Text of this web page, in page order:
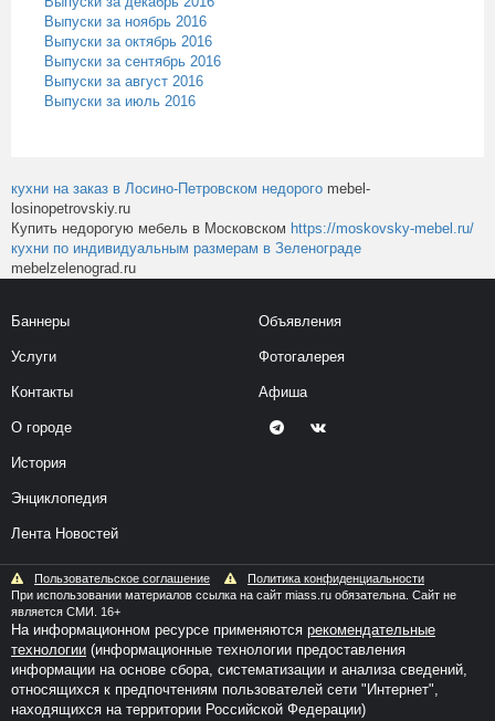
Выпуски за ноябрь 2016
Выпуски за октябрь 2016
Выпуски за сентябрь 2016
Выпуски за август 2016
Выпуски за июль 2016
кухни на заказ в Лосино-Петровском недорого mebel-
losinopetrovskiy.ru
Купить недорогую мебель в Московском https://moskovsky-mebel.ru/
кухни по индивидуальным размерам в Зеленограде
mebelzelenograd.ru
Баннеры
Услуги
Контакты
О городе
История
Энциклопедия
Лента Новостей
Объявления
Фотогалерея
Афиша
Пользовательское соглашение
Политика конфиденциальности
При использовании материалов ссылка на сайт miass.ru обязательна. Сайт не
является СМИ. 16+
На информационном ресурсе применяются рекомендательные
технологии (информационные технологии предоставления
информации на основе сбора, систематизации и анализа сведений,
относящихся к предпочтениям пользователей сети "Интернет",
находящихся на территории Российской Федерации)